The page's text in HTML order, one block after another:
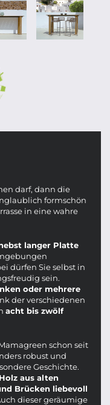
darf, dann die
formschön
in eine wahre
langer Platte
dürfen Sie selbst in
sein.
oder mehrere
der verschiedenen
acht bis zwölf
schon seit
robust und
Geschichte.
aus alten
Brücken liebevoll
dieser geräumige